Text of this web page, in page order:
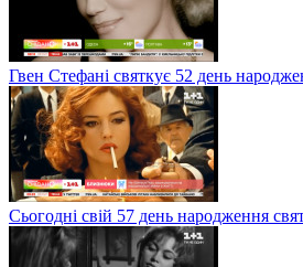
Гвен Стефані святкує 52 день
Сьогодні свій 57 день народження